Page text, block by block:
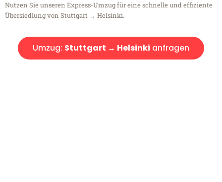
Nutzen Sie unseren Express-Umzug für eine schnelle und effiziente
Übersiedlung von Stuttgart → Helsinki.
Umzug: Stuttgart → Helsinki anfragen